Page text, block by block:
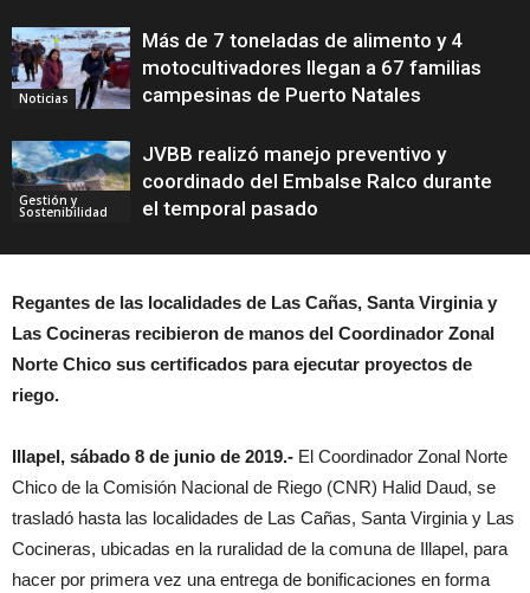
Noticias
Más de 7 toneladas de alimento y 4
motocultivadores llegan a 67 familias
campesinas de Puerto Natales
Gestión y
Sostenibilidad
JVBB realizó manejo preventivo y
coordinado del Embalse Ralco durante
el temporal pasado
Regantes de las localidades de Las Cañas, Santa Virginia y
Las Cocineras recibieron de manos del Coordinador Zonal
Norte Chico sus certificados para ejecutar proyectos de
riego.
Illapel, sábado 8 de junio de 2019.- El Coordinador Zonal Norte
Chico de la Comisión Nacional de Riego (CNR) Halid Daud, se
trasladó hasta las localidades de Las Cañas, Santa Virginia y Las
Cocineras, ubicadas en la ruralidad de la comuna de Illapel, para
hacer por primera vez una entrega de bonificaciones en forma